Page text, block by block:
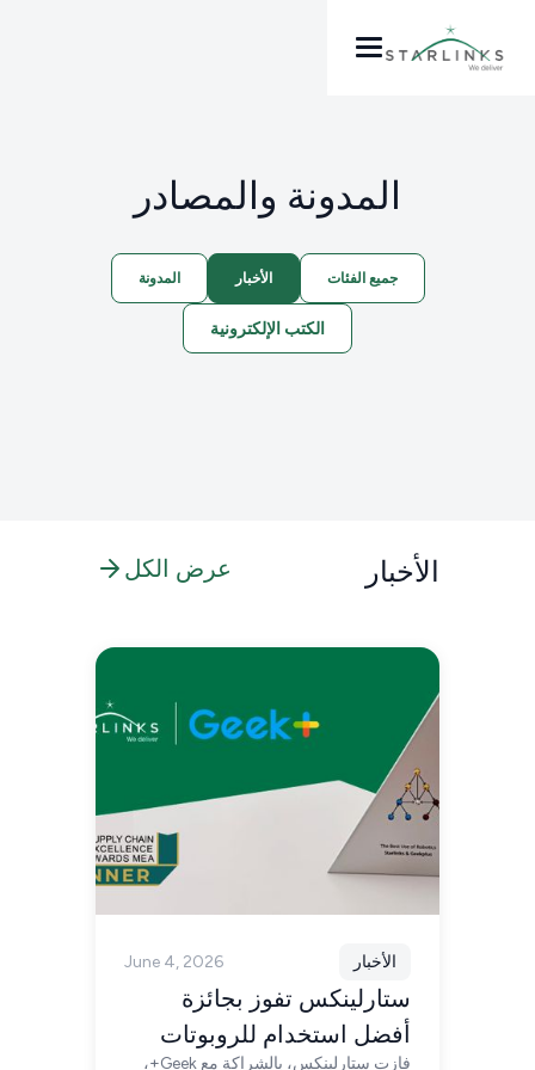
المدونة والمصادر
جميع الفئات الأخبار المدونة
الكتب الإلكترونية
الأخبار عرض الكل
الأخبار June 4, 2026
ستارلينكس تفوز بجائزة
أفضل استخدام للروبوتات
فازت ستارلينكس، بالشراكة مع Geek+،